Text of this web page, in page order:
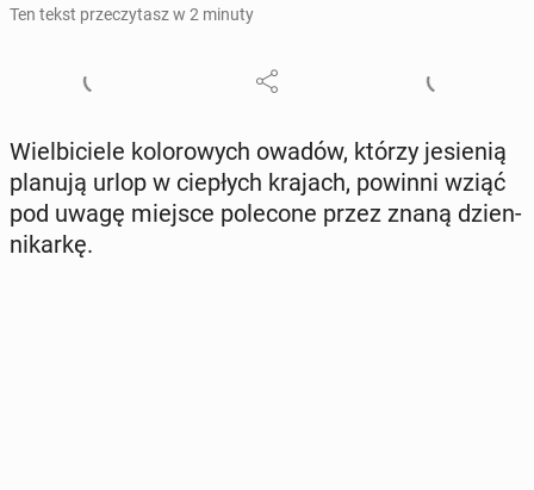
Ten tekst przeczytasz w 2 minuty
Wiel­bi­cie­le ko­lo­ro­wych owadów, którzy je­sie­nią
planują urlop w cie­płych krajach, powinni wziąć
pod uwagę miejsce po­le­co­ne przez znaną dzien­
ni­kar­kę.